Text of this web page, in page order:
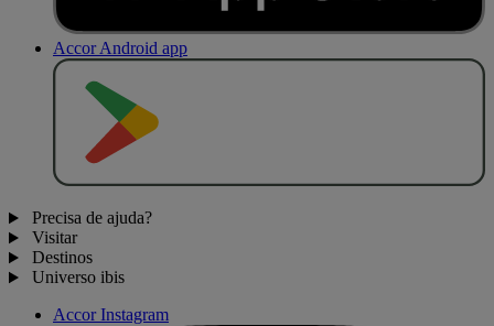
Accor Android app
Precisa de ajuda?
Visitar
Destinos
Universo ibis
Accor Instagram